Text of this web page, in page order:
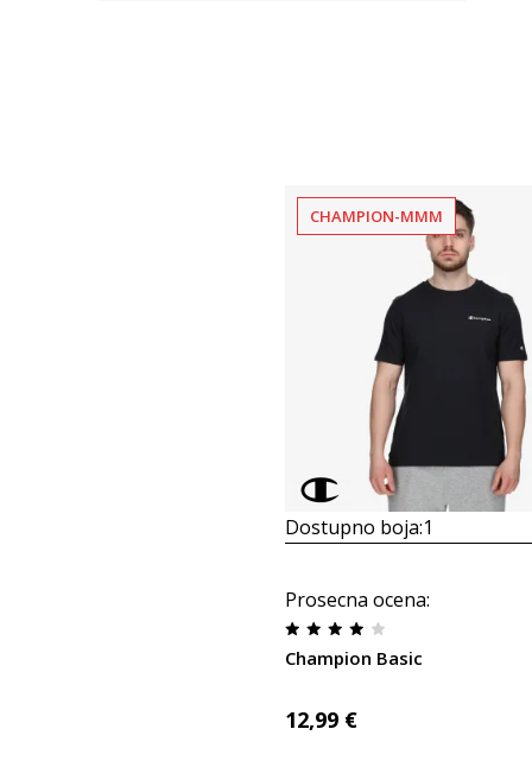
CHAMPION-MMM
Dostupno boja:1
Prosecna ocena:
Champion Basic
12,99 €